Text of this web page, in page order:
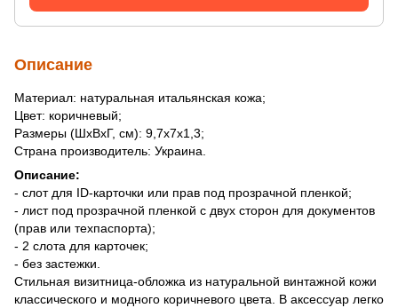
Описание
Материал: натуральная итальянская кожа;
Цвет: коричневый;
Размеры (ШхВхГ, см): 9,7х7х1,3;
Страна производитель: Украина.
Описание:
- слот для ID-карточки или прав под прозрачной пленкой;
- лист под прозрачной пленкой с двух сторон для документов
(прав или техпаспорта);
- 2 слота для карточек;
- без застежки.
Стильная визитница-обложка из натуральной винтажной кожи
классического и модного коричневого цвета. В аксессуар легко